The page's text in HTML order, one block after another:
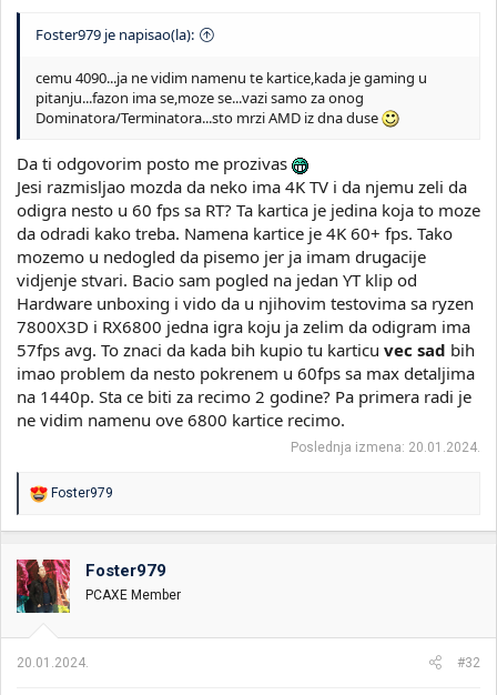
Foster979 je napisao(la):
cemu 4090...ja ne vidim namenu te kartice,kada je gaming u
pitanju...fazon ima se,moze se...vazi samo za onog
Dominatora/Terminatora...sto mrzi AMD iz dna duse
Da ti odgovorim posto me prozivas
Jesi razmisljao mozda da neko ima 4K TV i da njemu zeli da
odigra nesto u 60 fps sa RT? Ta kartica je jedina koja to moze
da odradi kako treba. Namena kartice je 4K 60+ fps. Tako
mozemo u nedogled da pisemo jer ja imam drugacije
vidjenje stvari. Bacio sam pogled na jedan YT klip od
Hardware unboxing i vido da u njihovim testovima sa ryzen
7800X3D i RX6800 jedna igra koju ja zelim da odigram ima
57fps avg. To znaci da kada bih kupio tu karticu vec sad bih
imao problem da nesto pokrenem u 60fps sa max detaljima
na 1440p. Sta ce biti za recimo 2 godine? Pa primera radi je
ne vidim namenu ove 6800 kartice recimo.
Poslednja izmena: 20.01.2024.
R
a
o
v
a
n
:
Foster979
Foster979
PCAXE Member
20.01.2024. #32